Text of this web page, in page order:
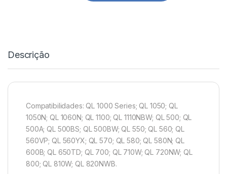
Descrição
Compatibilidades: QL 1000 Series; QL 1050; QL
1050N; QL 1060N; QL 1100; QL 1110NBW; QL 500; QL
500A; QL 500BS; QL 500BW; QL 550; QL 560; QL
560VP; QL 560YX; QL 570; QL 580; QL 580N; QL
600B; QL 650TD; QL 700; QL 710W; QL 720NW; QL
800; QL 810W; QL 820NWB.